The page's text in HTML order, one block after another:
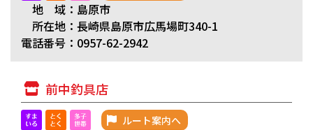
地 域：島原市
所在地：長崎県島原市広馬場町340-1
電話番号：0957-62-2942
前中釣具店
ルート案内へ